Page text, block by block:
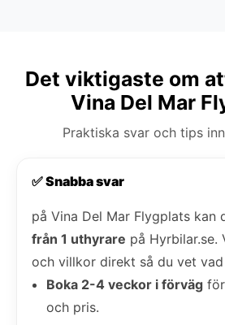
Det viktigaste om
Vina Del Mar
Praktiska svar och tips
✅ Snabba svar
på Vina Del Mar Flygplats kan
från 1 uthyrare på Hyrbilar.se.
och villkor direkt så du vet
Boka 2-4 veckor i förväg
och pris.